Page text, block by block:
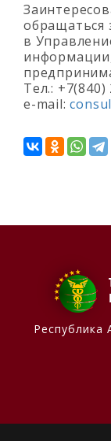
обращаться
в
Тел.: +7(840)
е-mail:
Республика